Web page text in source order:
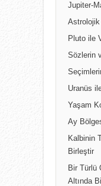
Jupiter-
Pluto ile
Sözlerin
Uranüs
Yaşam
Ay
Kalbinin
Birleştir
Bir Türlü
Altında